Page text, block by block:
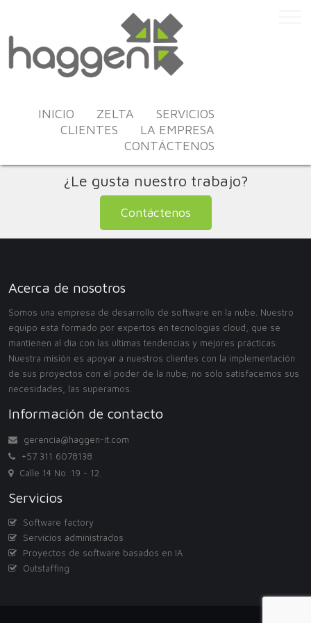
INICIO ZELTA
SERVICIOS
CLIENTES
LA EMPRESA
CONTÁCTENOS
¿Le gusta nuestro trabajo?
Contáctenos
Acerca de nosotros
Somos una empresa de desarrollo de software en la nube. Nuestro
equipo está formado por expertos en tecnologías cloud, que se
mantienen al día con las últimas tendencias y mejores prácticas.
Nuestra misión es apoyar a nuestros clientes con la implementación
de sus proyectos con el poder de la nube; no sólo satisfacemos sus
necesidades, las superamos.
Información de contacto
gerencia@haggen-it.com
+57 311 6078138
Calle 14 No. 19 - 12.
Servicios
Software factory
Servicios administrados
Proyectos de software basados en IA
Outstaffing